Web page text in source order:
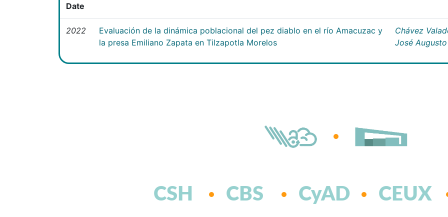
Date
2022
Evaluación de la dinámica poblacional del pez diablo en el río Amacuzac y
la presa Emiliano Zapata en Tilzapotla Morelos
Chávez
José Augusto
CSH CBS CyAD CEUX